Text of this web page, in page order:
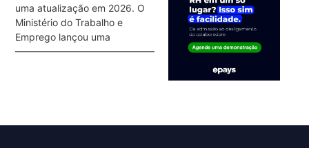
uma atualização em 2026. O
Ministério do Trabalho e
Emprego lançou uma